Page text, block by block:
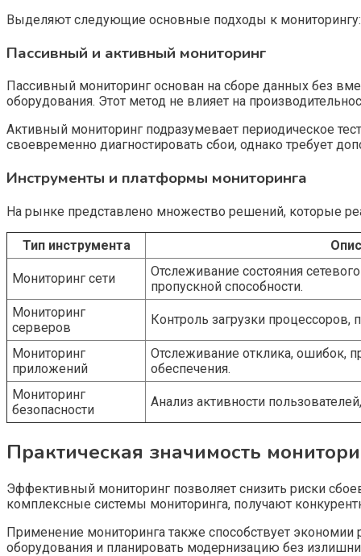
Выделяют следующие основные подходы к мониторингу:
Пассивный и активный мониторинг
Пассивный мониторинг основан на сборе данных без
оборудования. Этот метод не влияет на
Активный мониторинг подразумевает периодическое
своевременно диагностировать сбои, однако требует
Инструменты и платформы мониторинга
На рынке представлено множество решений, которые
Тип инструмента
Мониторинг сети
Отслеживание состояния
пропускной способности.
Мониторинг
серверов
Контроль загрузки процессоров,
Мониторинг
приложений
Отслеживание отклика, ошибок,
обеспечения.
Мониторинг
безопасности
Анализ активности
Практическая значимость
Эффективный мониторинг позволяет снизить риски
комплексные системы мониторинга, получают
Применение мониторинга также способствует
оборудования и планировать модернизацию без